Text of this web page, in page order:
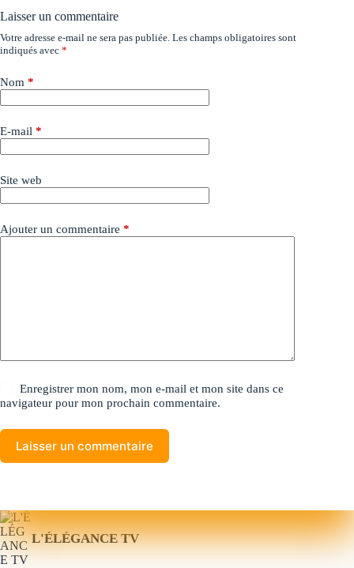
Laisser un commentaire
Votre adresse e-mail ne sera pas publiée. Les champs obligatoires sont
indiqués avec *
Nom *
E-mail *
Site web
Ajouter un commentaire *
Enregistrer mon nom, mon e-mail et mon site dans ce
navigateur pour mon prochain commentaire.
Laisser un commentaire
L'ÉLÉGANCE TV